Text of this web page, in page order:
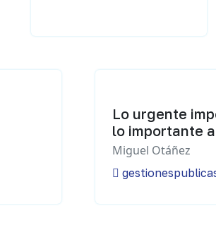
Lo urgente
lo importante
Miguel Otáñez